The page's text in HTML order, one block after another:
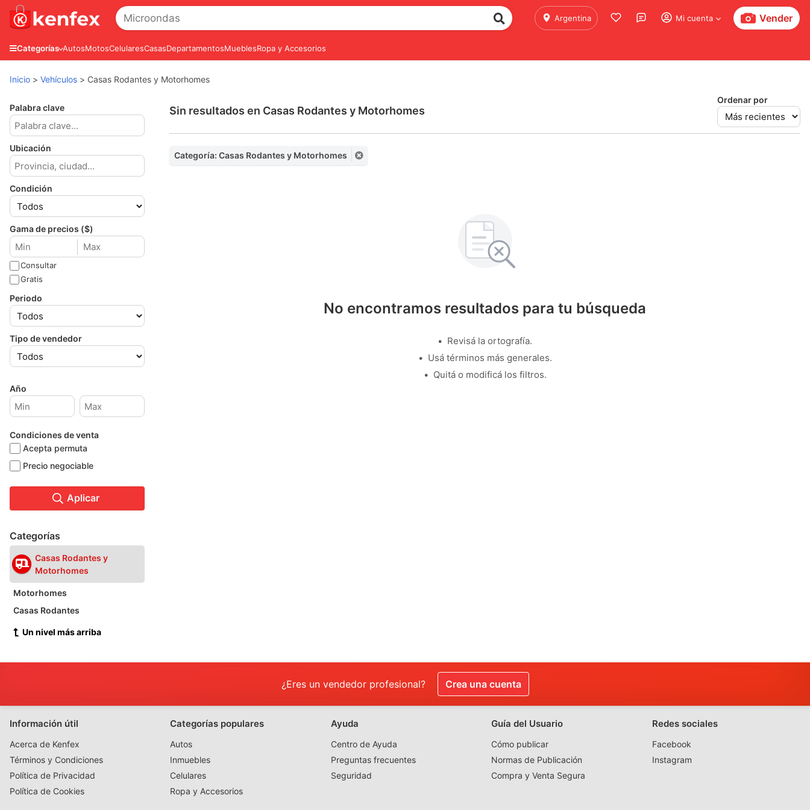
Vender
Mi cuenta
Argentina
Categorías AutosMotosCelularesCasasDepartamentosMueblesRopa y Accesorios
Inicio > Vehículos > Casas Rodantes y Motorhomes
Palabra clave
Ubicación
Condición
Gama de precios ($)
Consultar
Gratis
Periodo
Tipo de vendedor
Año
Condiciones de venta
Acepta permuta
Precio negociable
Aplicar
Categorías
Casas Rodantes y
Motorhomes
Motorhomes
Casas Rodantes
Un nivel más arriba
Sin resultados en Casas Rodantes y Motorhomes
Ordenar por
Categoría: Casas Rodantes y Motorhomes
No encontramos resultados para tu búsqueda
Revisá la ortografía.
Usá términos más generales.
Quitá o modificá los filtros.
¿Eres un vendedor profesional? Crea una cuenta
Información útil
Acerca de Kenfex
Términos y Condiciones
Política de Privacidad
Política de Cookies
Categorías populares
Autos
Inmuebles
Celulares
Ropa y Accesorios
Ayuda
Centro de Ayuda
Preguntas frecuentes
Seguridad
Guía del Usuario
Cómo publicar
Normas de Publicación
Compra y Venta Segura
Redes sociales
Facebook
Instagram